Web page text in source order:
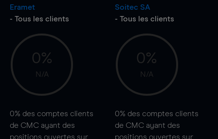
Eramet
- Tous les clients
0%
N/A
0% des comptes clients
de CMC ayant des
positions ouvertes sur
Soitec SA
- Tous les clients
0%
N/A
0% des comptes clients
de CMC ayant des
positions ouvertes sur